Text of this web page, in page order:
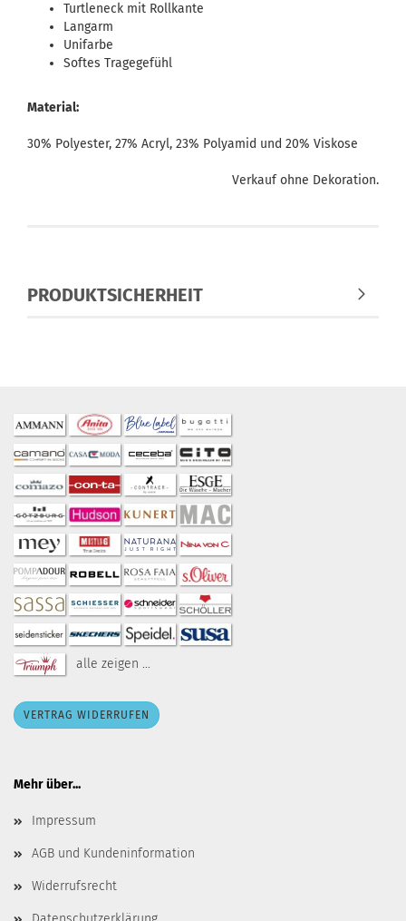
Turtleneck mit Rollkante
Langarm
Unifarbe
Softes Tragegefühl
Material:
30% Polyester, 27% Acryl, 23% Polyamid und 20% Viskose
Verkauf ohne Dekoration.
PRODUKTSICHERHEIT
alle zeigen ...
VERTRAG WIDERRUFEN
Mehr über...
Impressum
AGB und Kundeninformation
Widerrufsrecht